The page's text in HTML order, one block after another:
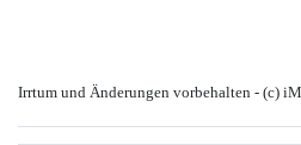
Irrtum und Änderungen vorbehalten - (c)